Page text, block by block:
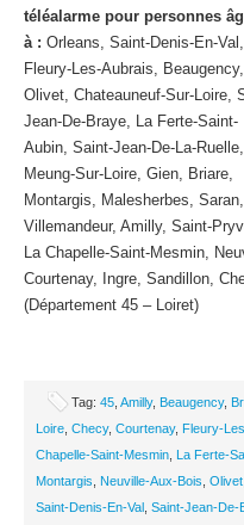
téléalarme pour personnes
à : Orleans, Saint-Denis-En-Val,
Fleury-Les-Aubrais, Beaugency,
Olivet, Chateauneuf-Sur-Loire,
Jean-De-Braye, La Ferte-Saint-
Aubin, Saint-Jean-De-La-Ruelle,
Meung-Sur-Loire, Gien, Briare,
Montargis, Malesherbes,
Villemandeur, Amilly, Saint-
La Chapelle-Saint-Mesmin,
Courtenay, Ingre, Sandillon,
(Département 45 – Loiret)
Tag: 45 Amilly, Beaugency,
Loire Checy, Courtenay, Fleury-
Chapelle-Saint-Mesmin La Ferte-
Montargis
Neuville-Aux-Bois Olivet
Saint-Denis-En-Val Saint-Jean-De-